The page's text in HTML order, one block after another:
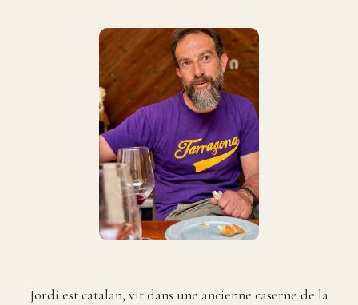
Jordi est catalan, vit dans une ancienne caserne de la